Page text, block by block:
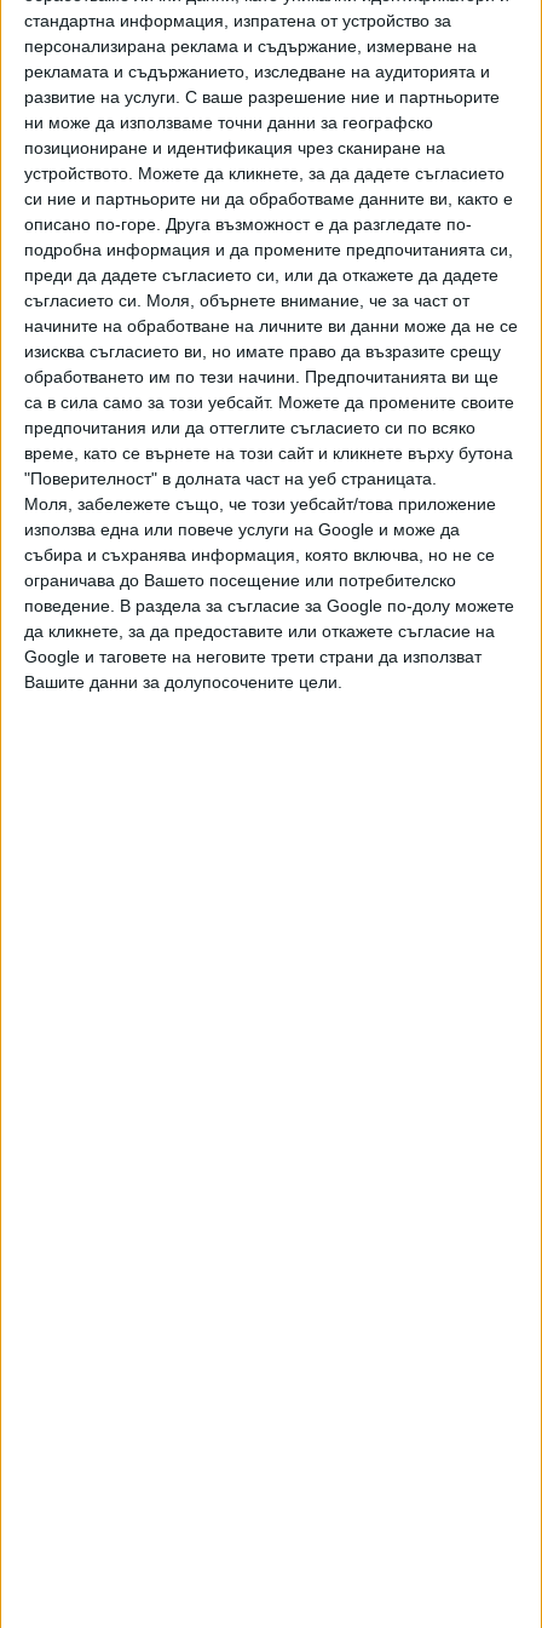
стандартна информация, изпратена от устройство за
персонализирана реклама и съдържание, измерване на
рекламата и съдържанието, изследване на аудиторията и
развитие на услуги. С ваше разрешение ние и партньорите
ни може да използваме точни данни за географско
позициониране и идентификация чрез сканиране на
устройството. Можете да кликнете, за да дадете съгласието
си ние и партньорите ни да обработваме данните ви, както е
описано по-горе. Друга възможност е да разгледате по-
подробна информация и да промените предпочитанията си,
преди да дадете съгласието си, или да откажете да дадете
съгласието си. Моля, обърнете внимание, че за част от
начините на обработване на личните ви данни може да не се
изисква съгласието ви, но имате право да възразите срещу
обработването им по тези начини. Предпочитанията ви ще
са в сила само за този уебсайт. Можете да промените своите
предпочитания или да оттеглите съгласието си по всяко
време, като се върнете на този сайт и кликнете върху бутона
"Поверителност" в долната част на уеб страницата.
Моля, забележете също, че този уебсайт/това приложение
използва една или повече услуги на Google и може да
събира и съхранява информация, която включва, но не се
ограничава до Вашето посещение или потребителско
поведение. В раздела за съгласие за Google по-долу можете
да кликнете, за да предоставите или откажете съгласие на
Google и таговете на неговите трети страни да използват
Вашите данни за долупосочените цели.
Доставяне вода на потребителите 1,873
Отвеждане на отпадъчни води 2,215
Цените на ВиК услугите за битови и приравнените към
тях обществени, търговски и др. потребители са под
нивото на социалната поносимост на цената на ВиК
услуги.
Последвайте ни и в
и качествена журналистика в “Сега”,
можете да направите дарение през
PayPal
Ключови думи: ВиК,нови цени
Още новини по темата